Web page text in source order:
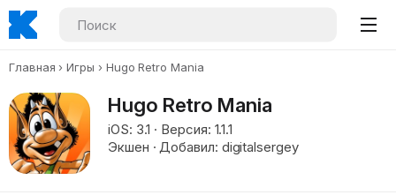
Главная Игры Hugo Retro Mania
Hugo Retro Mania
iOS: 3.1 · Версия: 1.1.1
Экшен · Добавил: digitalsergey